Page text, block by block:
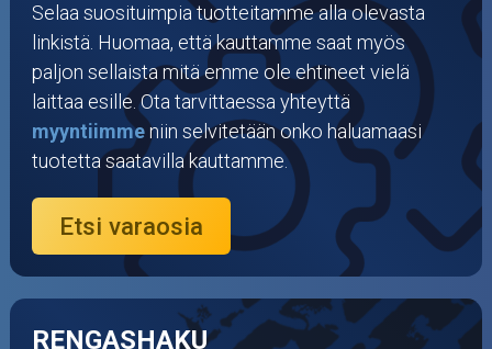
Mönkijän osat
Puutarha ja metsä
Ajovarusteet
Renkaat ja vanteet
Öljyt ja kemikaalit
Selaa suosituimpia tuotteitamme alla olevasta
linkistä. Huomaa, että kauttamme saat myös
paljon sellaista mitä emme ole ehtineet vielä
laittaa esille. Ota tarvittaessa yhteyttä
myyntiimmeniin selvitetään onko haluamaasi
tuotetta saatavilla kauttamme.
Etsi varaosia
RENGASHAKU